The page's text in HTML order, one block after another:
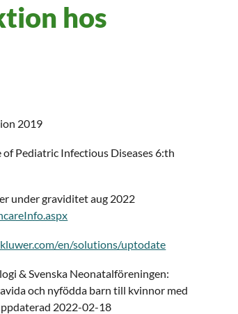
hos
2019
of Pediatric Infectious Diseases 6:th
under graviditet aug 2022
en/solutions/uptodate
& Svenska Neonatalföreningen:
och nyfödda barn till kvinnor med
2022-02-18